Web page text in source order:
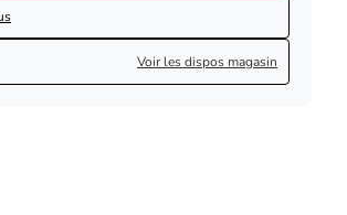
Voir les dispos magasin